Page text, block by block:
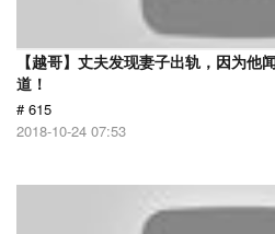
【越哥】丈夫发现妻子出轨，因为他
道！
# 615
2018-10-24 07:53